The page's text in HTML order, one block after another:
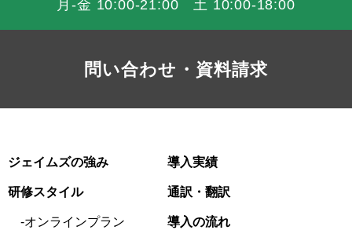
月-金 10:00-21:00 土 10:00-18:00
問い合わせ・資料請求
ジェイムズの強み
研修スタイル
オンラインプラン
導入実績
通訳・翻訳
導入の流れ